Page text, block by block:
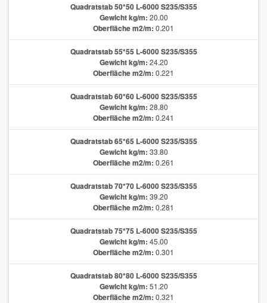
Quadratstab 50*50 L-6000 S235/S355
Gewicht kg/m: 20.00
Oberfläche m2/m: 0.201
Quadratstab 55*55 L-6000 S235/S355
Gewicht kg/m: 24.20
Oberfläche m2/m: 0.221
Quadratstab 60*60 L-6000 S235/S355
Gewicht kg/m: 28.80
Oberfläche m2/m: 0.241
Quadratstab 65*65 L-6000 S235/S355
Gewicht kg/m: 33.80
Oberfläche m2/m: 0.261
Quadratstab 70*70 L-6000 S235/S355
Gewicht kg/m: 39.20
Oberfläche m2/m: 0.281
Quadratstab 75*75 L-6000 S235/S355
Gewicht kg/m: 45.00
Oberfläche m2/m: 0.301
Quadratstab 80*80 L-6000 S235/S355
Gewicht kg/m: 51.20
Oberfläche m2/m: 0.321